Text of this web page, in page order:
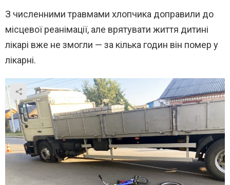
З численними травмами хлопчика доправили до
місцевої реанімації, але врятувати життя дитині
лікарі вже не змогли — за кілька годин він помер у
лікарні.